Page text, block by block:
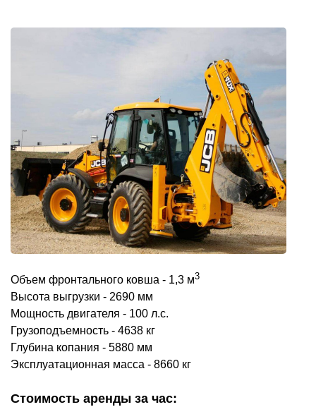
Объем фронтального ковша - 1,3 м3
Высота выгрузки - 2690 мм
Мощность двигателя - 100 л.с.
Грузоподъемность - 4638 кг
Глубина копания - 5880 мм
Эксплуатационная масса - 8660 кг
Стоимость аренды за час: